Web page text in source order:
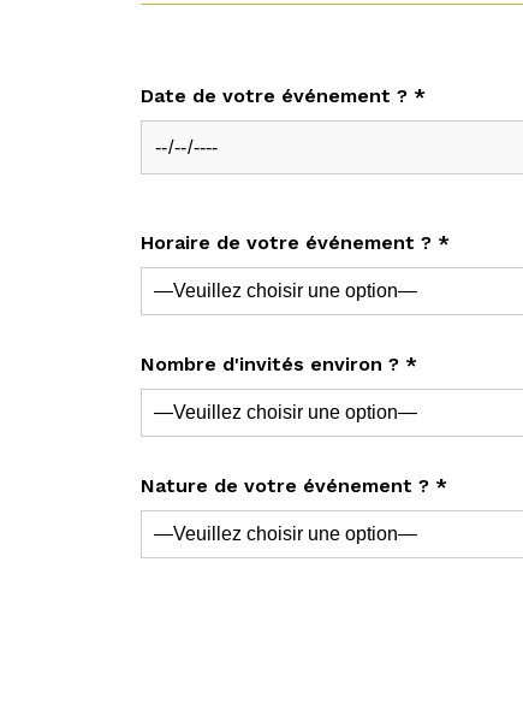
Date de votre événement ? *
Horaire de votre événement ? *
Nombre d'invités environ ? *
Nature de votre événement ? *